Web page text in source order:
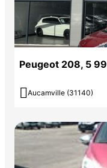
Peugeot 208, 5
 Aucamville (31140)